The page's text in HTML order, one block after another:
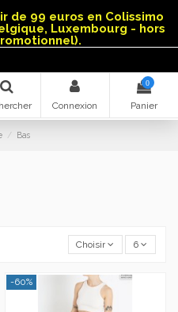
de 99 euros en Colissimo
Luxembourg - hors
Connexion
0
Panier
Bas
Choisir 6
-60%